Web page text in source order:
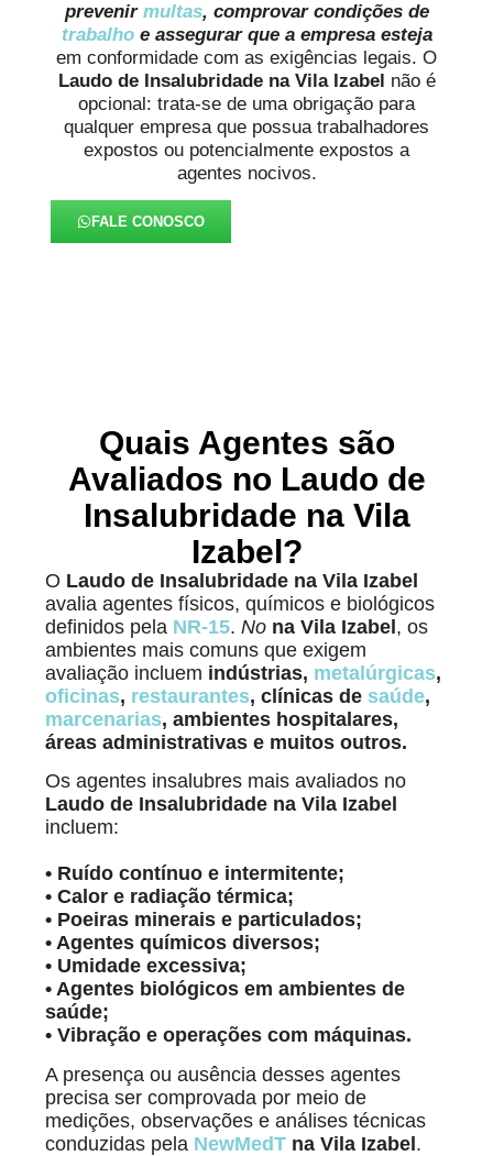
prevenir multas, comprovar condições de
trabalhoe assegurar que a empresa esteja
em conformidade com as exigências legais. O
Laudo de Insalubridade na Vila Izabel não é
opcional: trata-se de uma obrigação para
qualquer empresa que possua trabalhadores
expostos ou potencialmente expostos a
agentes nocivos.
FALE CONOSCO
Quais Agentes são
Avaliados no Laudo de
Insalubridade na Vila
Izabel?
O Laudo de Insalubridade na Vila Izabel
avalia agentes físicos, químicos e biológicos
definidos pela NR-15.No na Vila Izabel , os
ambientes mais comuns que exigem
avaliação incluem indústrias, metalúrgicas,
oficinas, restaurantes, clínicas de saúde,
marcenarias, ambientes hospitalares,
áreas administrativas e muitos outros.
Os agentes insalubres mais avaliados no
Laudo de Insalubridade na Vila Izabel
incluem:
• Ruído contínuo e intermitente;
• Calor e radiação térmica;
• Poeiras minerais e particulados;
• Agentes químicos diversos;
• Umidade excessiva;
• Agentes biológicos em ambientes de
saúde;
• Vibração e operações com máquinas.
A presença ou ausência desses agentes
precisa ser comprovada por meio de
medições, observações e análises técnicas
conduzidas pela NewMedT na Vila Izabel.